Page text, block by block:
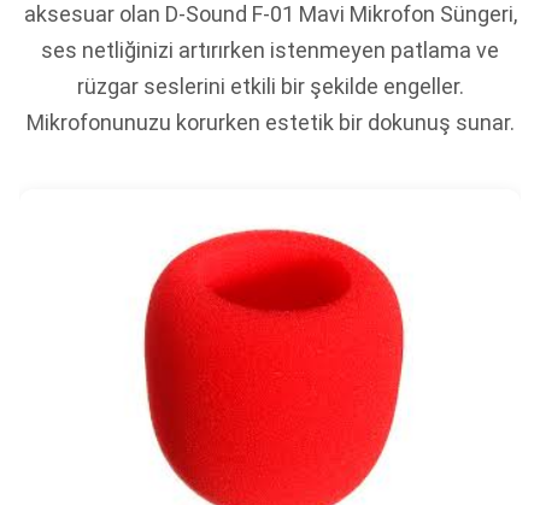
aksesuar olan D-Sound F-01 Mavi Mikrofon Süngeri,
ses netliğinizi artırırken istenmeyen patlama ve
rüzgar seslerini etkili bir şekilde engeller.
Mikrofonunuzu korurken estetik bir dokunuş sunar.